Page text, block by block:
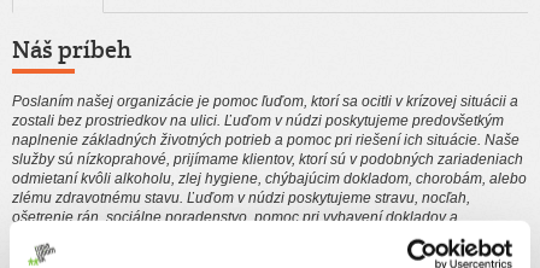
Náš príbeh
Poslaním našej organizácie je pomoc ľuďom, ktorí sa ocitli v krízovej situácii a
zostali bez prostriedkov na ulici. Ľuďom v núdzi poskytujeme predovšetkým
naplnenie základných životných potrieb a pomoc pri riešení ich situácie. Naše
služby sú nízkoprahové, prijímame klientov, ktorí sú v podobných zariadeniach
odmietaní kvôli alkoholu, zlej hygiene, chýbajúcim dokladom, chorobám, alebo
zlému zdravotnému stavu. Ľuďom v núdzi poskytujeme stravu, nocľah,
ošetrenie rán, sociálne poradenstvo, pomoc pri vybavení dokladov a
sociálnych dávok ako aj pomoc pri hľadí riešenia ich životnej situácie.